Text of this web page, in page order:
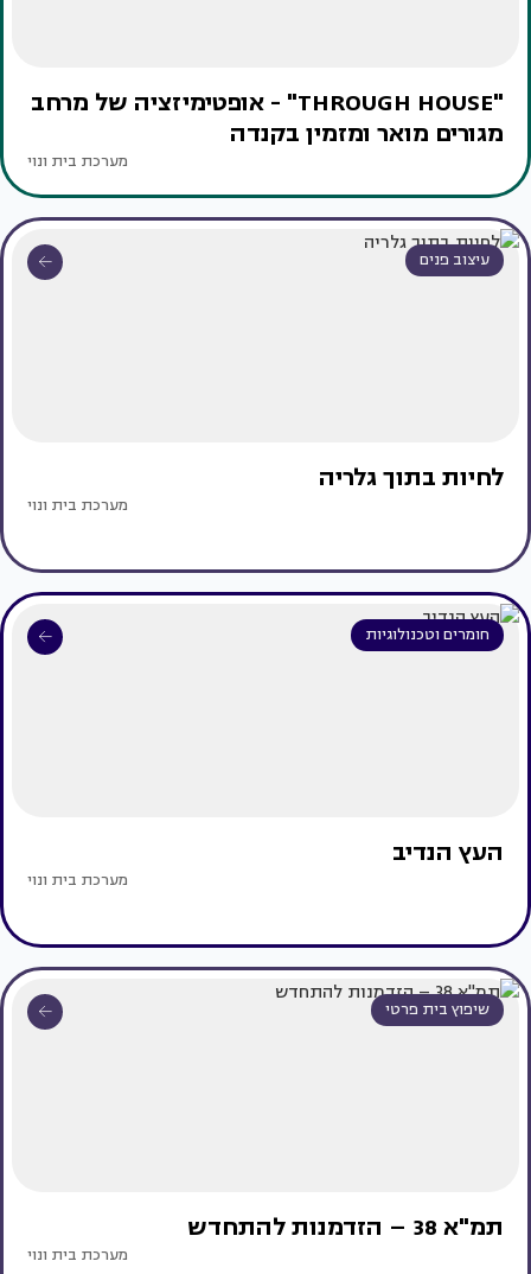
"THROUGH HOUSE" - אופטימיזציה של מרחב
מגורים מואר ומזמין בקנדה
מערכת בית ונוי
עיצוב פנים
לחיות בתוך גלריה
מערכת בית ונוי
חומרים וטכנולוגיות
העץ הנדיב
מערכת בית ונוי
שיפוץ בית פרטי
תמ"א 38 – הזדמנות להתחדש
מערכת בית ונוי